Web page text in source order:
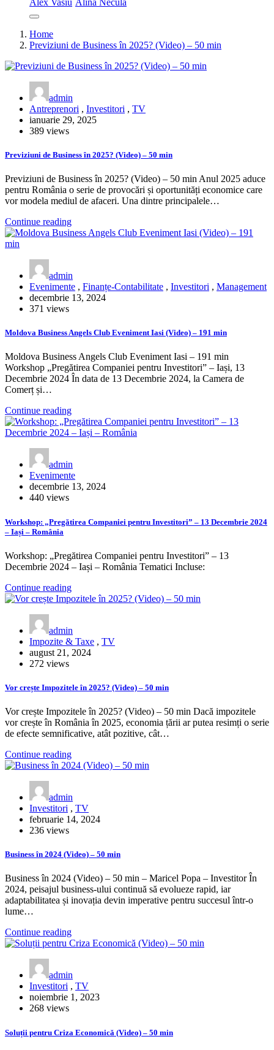
Home
Previziuni de Business în 2025? (Video) – 50 min
admin
Antreprenori , Investitori , TV
ianuarie 29, 2025
389 views
Previziuni de Business în 2025? (Video) – 50 min
Previziuni de Business în 2025? (Video) – 50 min Anul 2025 aduce
pentru România o serie de provocări și oportunități economice care
vor modela mediul de afaceri. Una dintre principalele…
Continue reading
admin
Evenimente , Finanțe-Contabilitate , Investitori , Management
decembrie 13, 2024
371 views
Moldova Business Angels Club Eveniment Iasi (Video) – 191 min
Moldova Business Angels Club Eveniment Iasi – 191 min
Workshop „Pregătirea Companiei pentru Investitori” – Iași, 13
Decembrie 2024 În data de 13 Decembrie 2024, la Camera de
Comerț și…
Continue reading
admin
Evenimente
decembrie 13, 2024
440 views
Workshop: „Pregătirea Companiei pentru Investitori” – 13 Decembrie 2024
– Iași – România
Workshop: „Pregătirea Companiei pentru Investitori” – 13
Decembrie 2024 – Iași – România Tematici Incluse:
Continue reading
admin
Impozite & Taxe , TV
august 21, 2024
272 views
Vor crește Impozitele în 2025? (Video) – 50 min
Vor crește Impozitele în 2025? (Video) – 50 min Dacă impozitele
vor crește în România în 2025, economia țării ar putea resimți o serie
de efecte semnificative, atât pozitive, cât…
Continue reading
admin
Investitori , TV
februarie 14, 2024
236 views
Business în 2024 (Video) – 50 min
Business în 2024 (Video) – 50 min – Maricel Popa – Investitor În
2024, peisajul business-ului continuă să evolueze rapid, iar
adaptabilitatea și inovația devin imperative pentru succesul într-o
lume…
Continue reading
admin
Investitori , TV
noiembrie 1, 2023
268 views
Soluții pentru Criza Economică (Video) – 50 min